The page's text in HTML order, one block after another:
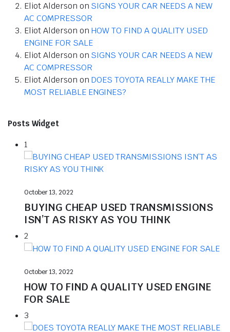
Eliot Alderson on SIGNS YOUR CAR NEEDS A NEW
AC COMPRESSOR
Eliot Alderson on HOW TO FIND A QUALITY USED
ENGINE FOR SALE
Eliot Alderson on SIGNS YOUR CAR NEEDS A NEW
AC COMPRESSOR
Eliot Alderson on DOES TOYOTA REALLY MAKE THE
MOST RELIABLE ENGINES?
Posts Widget
1
October 13, 2022
BUYING CHEAP USED TRANSMISSIONS
ISN’T AS RISKY AS YOU THINK
2
October 13, 2022
HOW TO FIND A QUALITY USED ENGINE
FOR SALE
3